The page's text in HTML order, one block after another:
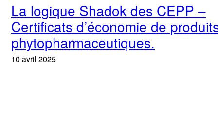
La logique Shadok des CEPP –
Certificats d’économie de
phytopharmaceutiques.
10 avril 2025